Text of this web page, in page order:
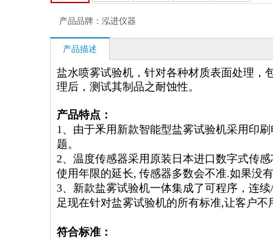
产品品牌： 泓进仪器
产品描述
盐水喷雾试验机，针对各种材质表面处理，
理后，测试其制品之耐蚀性。
产品特点：
1、由于釆用新款智能型盐雾试验机采用印
题。
2、温度传感器采用原装日本进口数字式传
使用年限的延长, 传感器多数会不准.如果没
3、新款盐雾试验机一体集成了可程序，连
足现在针对盐雾试验机的所有标准,让客户
符合标准：